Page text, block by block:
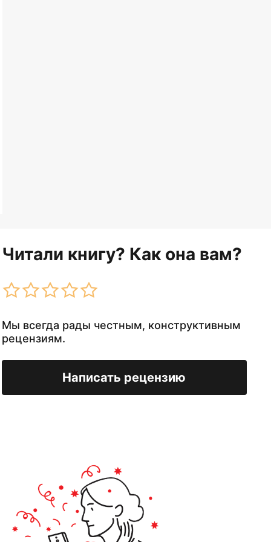
Читали книгу? Как она вам?
Мы всегда рады честным, конструктивным
рецензиям.
Написать рецензию